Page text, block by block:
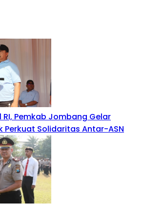
RI, Pemkab Jombang Gelar
Perkuat Solidaritas Antar-ASN